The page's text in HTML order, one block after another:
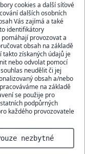
cookies a další síťové
dalších osobních
Vás zajímá a také
identifikátory
provozovat a
obsah na základě
takto získaných údajů je
nebo odvolat pomocí
neudělit či jej
obsah a/nebo
na základě
se použije pro
podpůrných
každého provozovatele
nezbytné